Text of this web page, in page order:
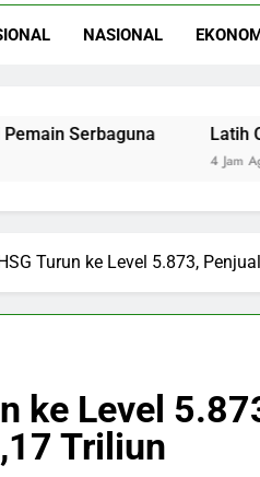
NASIONAL
Latih Otak
Turun ke Level 5.873,
ke Level
Triliun